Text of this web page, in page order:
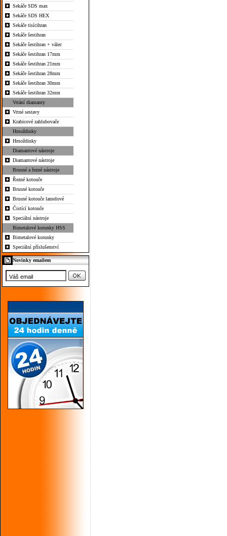
Sekáče SDS max
Sekáče SDS HEX
Sekáče tisícihran
Sekáče šestihran
Sekáče šestihran + válec
Sekáče šestihran 17mm
Sekáče šestihran 21mm
Sekáče šestihran 28mm
Sekáče šestihran 30mm
Sekáče šestihran 32mm
Vrtání diamanty
Vrtné sestavy
Krabicové zahlubovače
Hmoždinky
Hmoždinky
Diamantové nástroje
Diamantové nástroje
Brusné a řezné nástroje
Řezné kotouče
Brusné kotouče
Brusné kotouče lamelové
Čistící kotouče
Speciální nástroje
Bimetalové korunky HSS
Bimetalové korunky
Speciální příslušenství
Novinky emailem